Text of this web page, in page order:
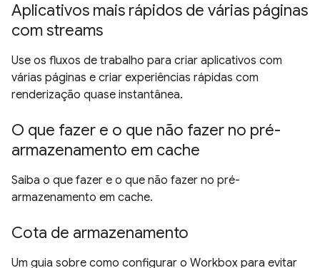
Aplicativos mais rápidos de várias páginas
com streams
Use os fluxos de trabalho para criar aplicativos com
várias páginas e criar experiências rápidas com
renderização quase instantânea.
O que fazer e o que não fazer no pré-
armazenamento em cache
Saiba o que fazer e o que não fazer no pré-
armazenamento em cache.
Cota de armazenamento
Um guia sobre como configurar o Workbox para evitar